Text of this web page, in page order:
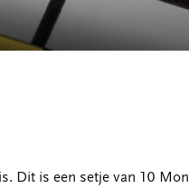
Dit is een setje van 10